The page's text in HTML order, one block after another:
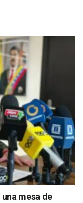
mesa de